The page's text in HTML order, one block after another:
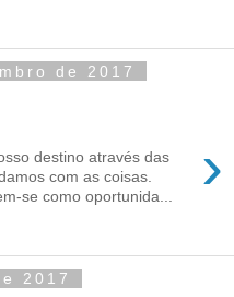
de 2017
›
destino através das
com as coisas.
se como oportunida...
2017